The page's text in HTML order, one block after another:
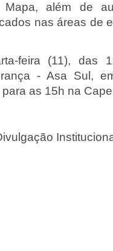
Mapa, além de
nas áreas de
feira (11), das
- Asa Sul,
as 15h na